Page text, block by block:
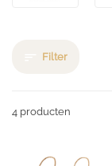
Filter
4 producten